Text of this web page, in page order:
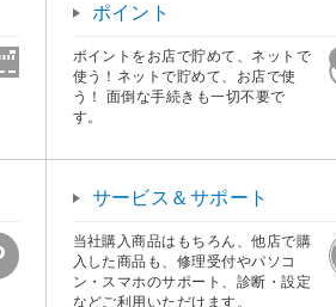
ポイント
ポイントをお店で貯めて、ネットで
使う！ネットで貯めて、お店で使
う！ 面倒な手続きも一切不要で
す。
サービス＆サポート
当社購入商品はもちろん、他店で購
入した商品も、修理受付やパソコ
ン・スマホのサポート、診断・設定
などご利用いただけます。